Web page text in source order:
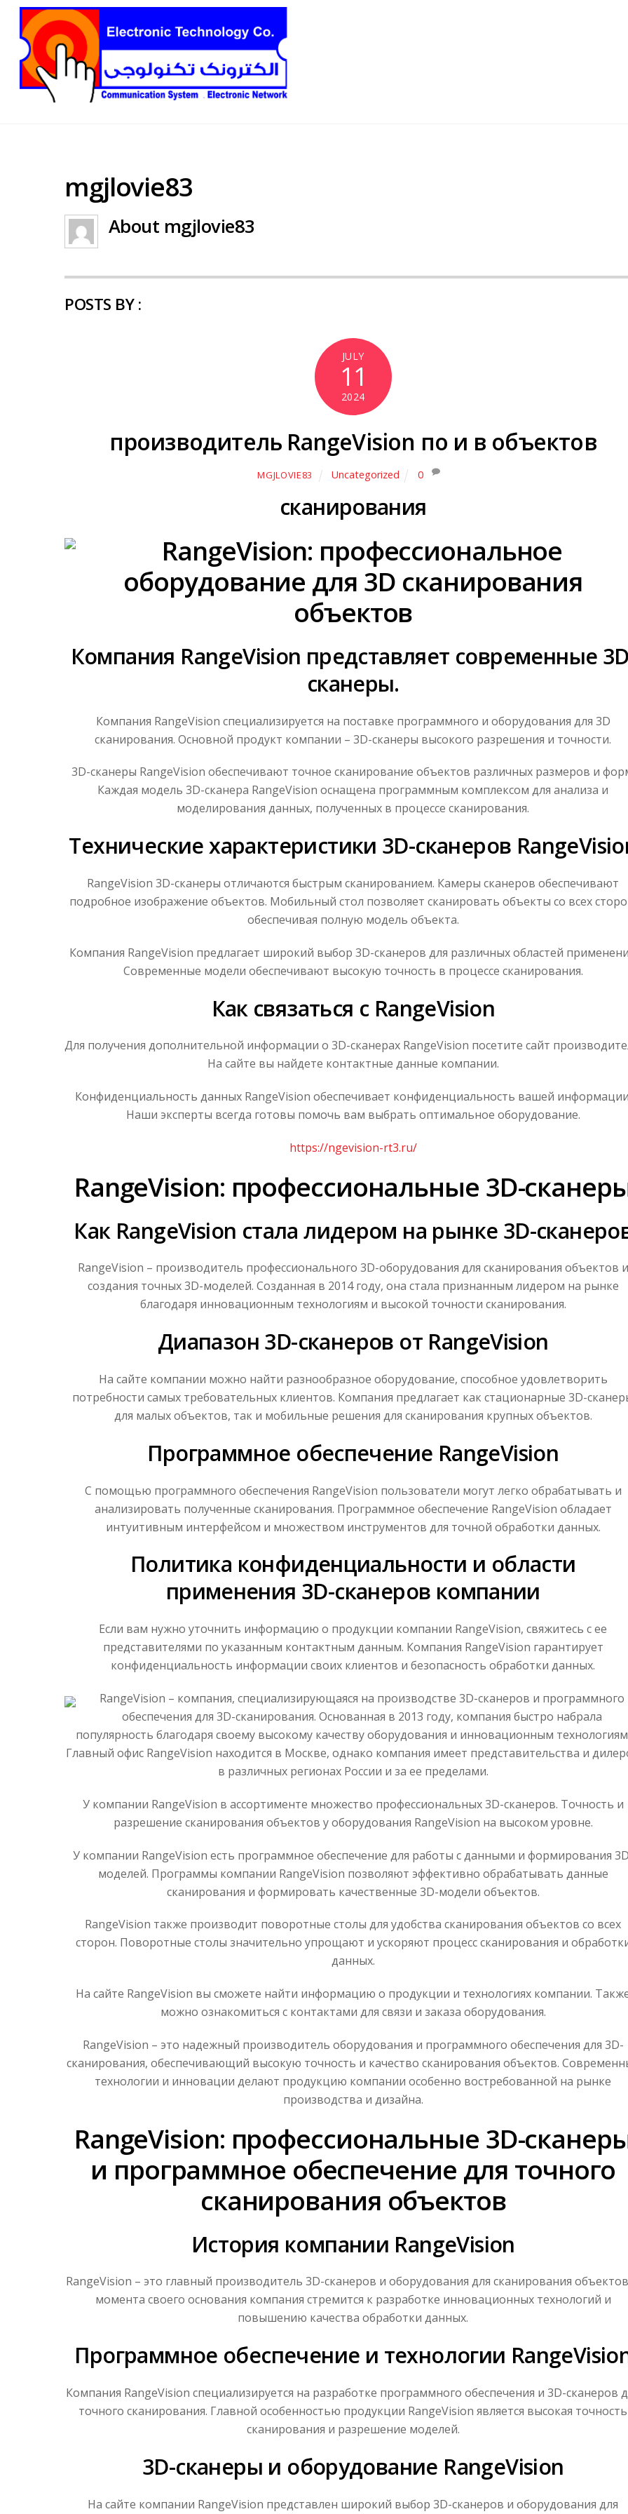
mgjlovie83
About mgjlovie83
POSTS BY :
JULY
11
2024
производитель RangeVision по и в объектов
MGJLOVIE83 Uncategorized 0
сканирования
RangeVision: профессиональное
оборудование для 3D сканирования
объектов
Компания RangeVision представляет современные
сканеры.
Компания RangeVision специализируется на поставке программного и оборудования для 3D
сканирования. Основной продукт компании – 3D-сканеры высокого разрешения и точности.
3D-сканеры RangeVision обеспечивают точное сканирование объектов различных размеров и
Каждая модель 3D-сканера RangeVision оснащена программным комплексом для анализа и
моделирования данных, полученных в процессе сканирования.
Технические характеристики 3D-сканеров
RangeVision 3D-сканеры отличаются быстрым сканированием. Камеры сканеров обеспечивают
подробное изображение объектов. Мобильный стол позволяет сканировать объекты со всех
обеспечивая полную модель объекта.
Компания RangeVision предлагает широкий выбор 3D-сканеров для различных областей
Современные модели обеспечивают высокую точность в процессе сканирования.
Как связаться с RangeVision
Для получения дополнительной информации о 3D-сканерах RangeVision посетите сайт
На сайте вы найдете контактные данные компании.
Конфиденциальность данных RangeVision обеспечивает конфиденциальность вашей
Наши эксперты всегда готовы помочь вам выбрать оптимальное оборудование.
https://ngevision-rt3.ru/
RangeVision: профессиональные 3D-
Как RangeVision стала лидером на рынке 3D-
RangeVision – производитель профессионального 3D-оборудования для сканирования объектов и
создания точных 3D-моделей. Созданная в 2014 году, она стала признанным лидером на рынке
благодаря инновационным технологиям и высокой точности сканирования.
Диапазон 3D-сканеров от RangeVision
На сайте компании можно найти разнообразное оборудование, способное удовлетворить
потребности самых требовательных клиентов. Компания предлагает как стационарные 3D-
для малых объектов, так и мобильные решения для сканирования крупных объектов.
Программное обеспечение RangeVision
С помощью программного обеспечения RangeVision пользователи могут легко обрабатывать и
анализировать полученные сканирования. Программное обеспечение RangeVision обладает
интуитивным интерфейсом и множеством инструментов для точной обработки данных.
Политика конфиденциальности и области
применения 3D-сканеров компании
Если вам нужно уточнить информацию о продукции компании RangeVision, свяжитесь с ее
представителями по указанным контактным данным. Компания RangeVision гарантирует
конфиденциальность информации своих клиентов и безопасность обработки данных.
RangeVision – компания, специализирующаяся на производстве 3D-сканеров и программного
обеспечения для 3D-сканирования. Основанная в 2013 году, компания быстро набрала
популярность благодаря своему высокому качеству оборудования и инновационным
Главный офис RangeVision находится в Москве, однако компания имеет представительства и
в различных регионах России и за ее пределами.
У компании RangeVision в ассортименте множество профессиональных 3D-сканеров. Точность и
разрешение сканирования объектов у оборудования RangeVision на высоком уровне.
У компании RangeVision есть программное обеспечение для работы с данными и формирования
моделей. Программы компании RangeVision позволяют эффективно обрабатывать данные
сканирования и формировать качественные 3D-модели объектов.
RangeVision также производит поворотные столы для удобства сканирования объектов со всех
сторон. Поворотные столы значительно упрощают и ускоряют процесс сканирования и
данных.
На сайте RangeVision вы сможете найти информацию о продукции и технологиях компании.
можно ознакомиться с контактами для связи и заказа оборудования.
RangeVision – это надежный производитель оборудования и программного обеспечения для 3D-
сканирования, обеспечивающий высокую точность и качество сканирования объектов.
технологии и инновации делают продукцию компании особенно востребованной на рынке
производства и дизайна.
RangeVision: профессиональные 3D-
и программное обеспечение для точного
сканирования объектов
История компании RangeVision
RangeVision – это главный производитель 3D-сканеров и оборудования для сканирования
момента своего основания компания стремится к разработке инновационных технологий и
повышению качества обработки данных.
Программное обеспечение и технологии
Компания RangeVision специализируется на разработке программного обеспечения и 3D-сканеров
точного сканирования. Главной особенностью продукции RangeVision является высокая точность
сканирования и разрешение моделей.
3D-сканеры и оборудование RangeVision
На сайте компании RangeVision представлен широкий выбор 3D-сканеров и оборудования для